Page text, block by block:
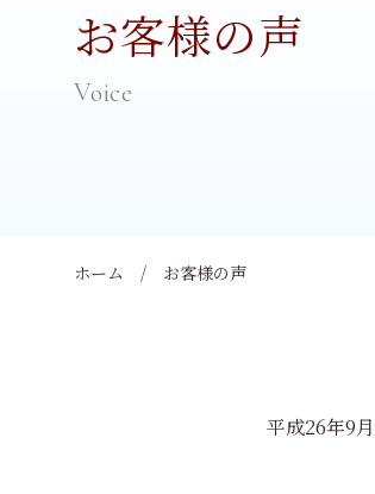
お客様の声
ホーム お客様の声
平成26年9